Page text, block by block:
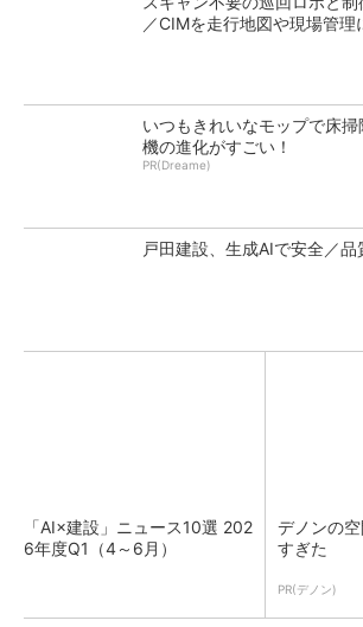
／CIMを走行地図や現場管理
いつもきれいなモップで床
機の進化がすごい！
PR(Dreame)
戸田建設、生成AIで安全／品
「AI×建設」ニュース10選 202
6年度Q1（4～6月）
デノンの
すぎた
PR(デノン)